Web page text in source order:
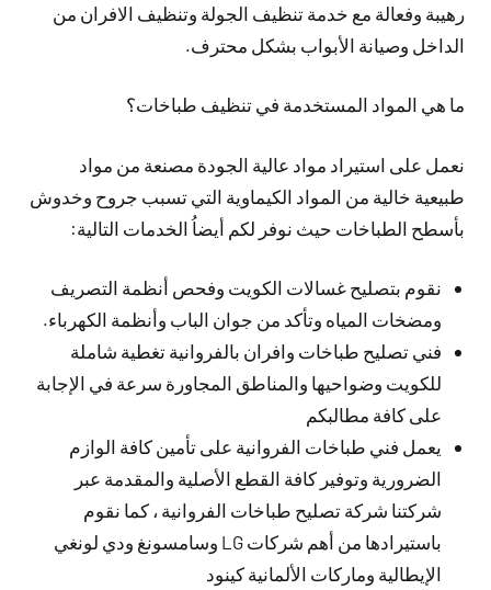
رهيبة وفعالة مع خدمة تنظيف الجولة وتنظيف الافران من
الداخل وصيانة الأبواب بشكل محترف.
ما هي المواد المستخدمة في تنظيف طباخات؟
نعمل على استيراد مواد عالية الجودة مصنعة من مواد
طبيعية خالية من المواد الكيماوية التي تسبب جروح وخدوش
بأسطح الطباخات حيث نوفر لكم أيضاُ الخدمات التالية:
نقوم بتصليح غسالات الكويت وفحص أنظمة التصريف
ومضخات المياه وتأكد من جوان الباب وأنظمة الكهرباء.
فني تصليح طباخات وافران بالفروانية تغطية شاملة
للكويت وضواحيها والمناطق المجاورة سرعة في الإجابة
على كافة مطالبكم
يعمل فني طباخات الفروانية على تأمين كافة الوازم
الضرورية وتوفير كافة القطع الأصلية والمقدمة عبر
شركتنا شركة تصليح طباخات الفروانية ، كما نقوم
باستيرادها من أهم شركات LG وسامسونغ ودي لونغي
الإيطالية وماركات الألمانية كينود